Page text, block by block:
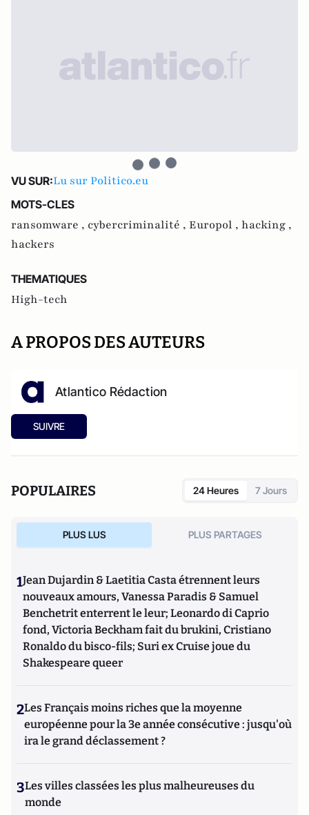
VU SUR:Lu sur Politico.eu
MOTS-CLES
ransomware , cybercriminalité , Europol , hacking ,
hackers
THEMATIQUES
High-tech
A PROPOS DES AUTEURS
Atlantico Rédaction
SUIVRE
POPULAIRES 24 Heures 7 Jours
PLUS LUS PLUS PARTAGES
1Jean Dujardin & Laetitia Casta étrennent leurs
nouveaux amours, Vanessa Paradis & Samuel
Benchetrit enterrent le leur; Leonardo di Caprio
fond, Victoria Beckham fait du brukini, Cristiano
Ronaldo du bisco-fils; Suri ex Cruise joue du
Shakespeare queer
2Les Français moins riches que la moyenne
européenne pour la 3e année consécutive : jusqu'où
ira le grand déclassement ?
3Les villes classées les plus malheureuses du
monde